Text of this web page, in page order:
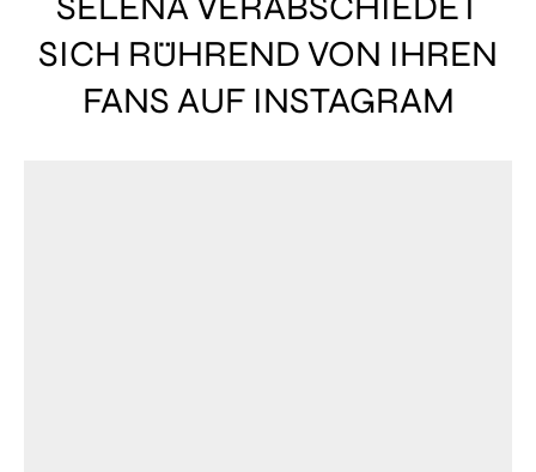
SICH RÜHREND VON IHREN
FANS AUF INSTAGRAM